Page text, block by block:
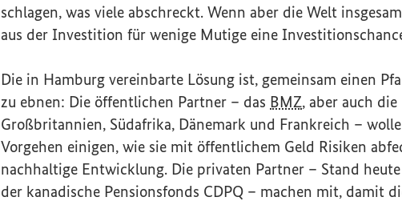
schlagen, was viele abschreckt. Wenn aber die Welt
aus der Investition für wenige Mutige eine
Die in Hamburg vereinbarte Lösung ist, gemeinsam einen
zu ebnen: Die öffentlichen Partner – das BMZ, aber auch
Großbritannien, Südafrika, Dänemark und Frankreich –
Vorgehen einigen, wie sie mit öffentlichem Geld Risiken
nachhaltige Entwicklung. Die privaten Partner – Stand
der kanadische Pensionsfonds CDPQ – machen mit, damit